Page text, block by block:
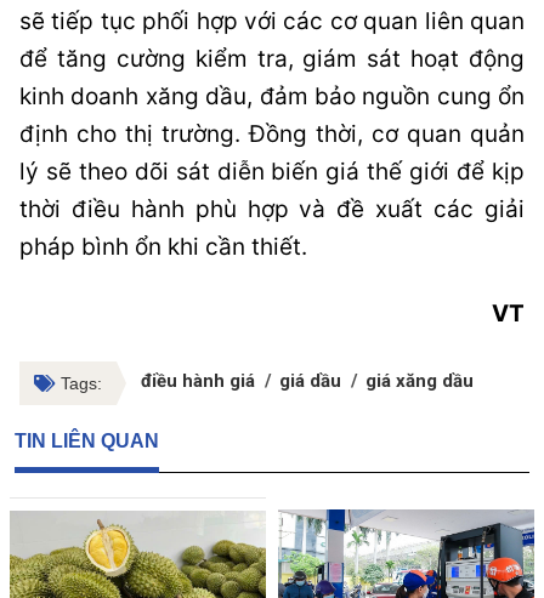
sẽ tiếp tục phối hợp với các cơ quan liên quan
để tăng cường kiểm tra, giám sát hoạt động
kinh doanh xăng dầu, đảm bảo nguồn cung ổn
định cho thị trường. Đồng thời, cơ quan quản
lý sẽ theo dõi sát diễn biến giá thế giới để kịp
thời điều hành phù hợp và đề xuất các giải
pháp bình ổn khi cần thiết.
VT
Tags: điều hành giá giá dầu giá xăng dầu
TIN LIÊN QUAN